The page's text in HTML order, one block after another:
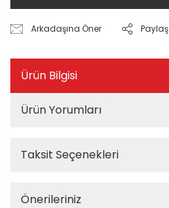
Arkadaşına Öner Paylaş
Ürün Bilgisi
Ürün Yorumları
Taksit Seçenekleri
Önerileriniz